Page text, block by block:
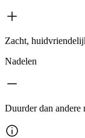
Zacht,
Nadelen
Duurder dan andere